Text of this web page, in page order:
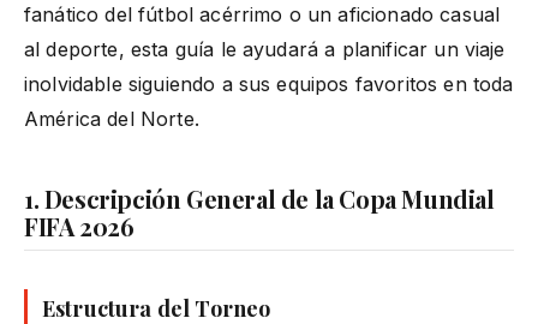
fanático del fútbol acérrimo o un aficionado casual
al deporte, esta guía le ayudará a planificar un viaje
inolvidable siguiendo a sus equipos favoritos en toda
América del Norte.
1. Descripción General de la Copa Mundial
FIFA 2026
Estructura del Torneo